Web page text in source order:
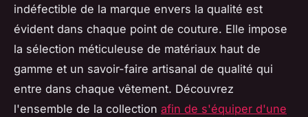
indéfectible de la marque envers la qualité est
évident dans chaque point de couture. Elle impose
la sélection méticuleuse de matériaux haut de
gamme et un savoir-faire artisanal de qualité qui
entre dans chaque vêtement. Découvrez
l'ensemble de la collection afin de s'équiper d'une